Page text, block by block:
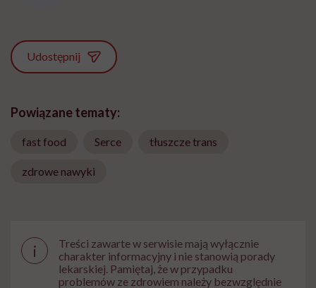
Udostępnij
Powiązane tematy:
fast food Serce tłuszcze trans
zdrowe nawyki
i
Treści zawarte w serwisie mają wyłącznie
charakter informacyjny i nie stanowią porady
lekarskiej. Pamiętaj, że w przypadku
problemów ze zdrowiem należy bezwzględnie